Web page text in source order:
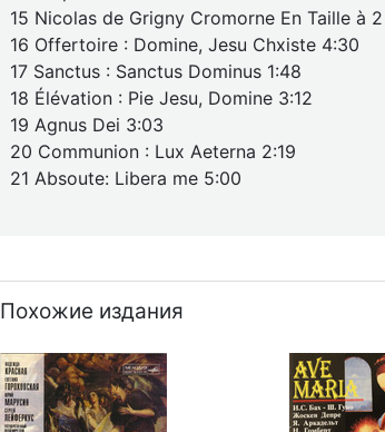
15 Nicolas de Grigny Cromorne En Taille à
16 Offertoire : Domine, Jesu Chxiste 4:30
17 Sanctus : Sanctus Dominus 1:48
18 Élévation : Pie Jesu, Domine 3:12
19 Agnus Dei 3:03
20 Communion : Lux Aeterna 2:19
21 Absoute: Libera me 5:00
Похожие издания